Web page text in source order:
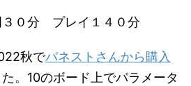
０分 プレイ１４０分
秋でバネストさんから購入
。10のボード上でパラメータ